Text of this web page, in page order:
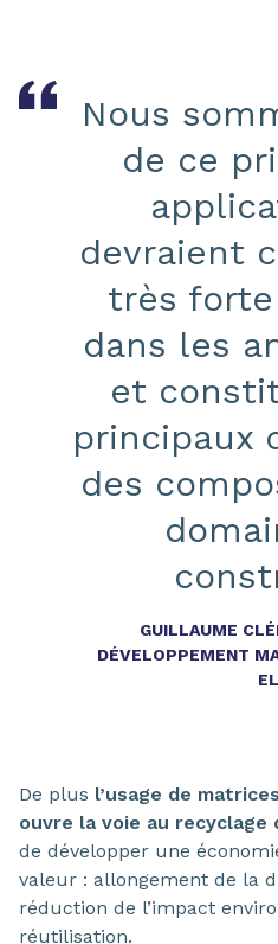
Nous
de ce
devraient
très
dans les
et
principaux
des
GUILLAUME
DÉVELOPPEMENT
De plus l’usage de
ouvre la voie au recyclage
de développer une
valeur : allongement de la
réduction de l’impact
réutilisation.